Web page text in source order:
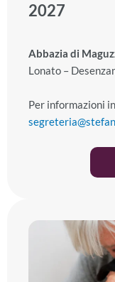
2027
Abbazia di
Lonato –
Per informazioni